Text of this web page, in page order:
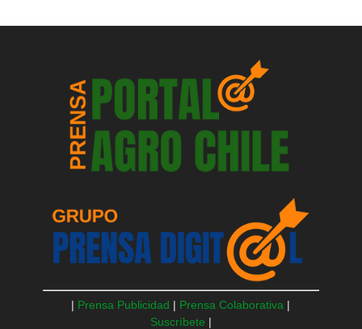
| Prensa Publicidad | Prensa Colaborativa |
Suscríbete |